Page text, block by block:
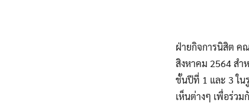
ฝ่ายกิจการนิสิต ค
สิงหาคม 2564 สำ
ชั้นปีที่ 1 และ 3 ใน
เห็นต่างๆ เพื่อร่ว